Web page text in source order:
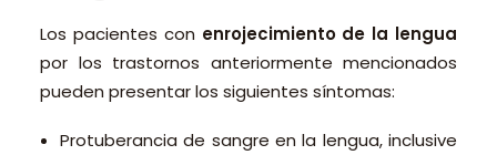
Los pacientes con enrojecimiento de la lengua
por los trastornos anteriormente mencionados
pueden presentar los siguientes síntomas:
Protuberancia de sangre en la lengua, inclusive